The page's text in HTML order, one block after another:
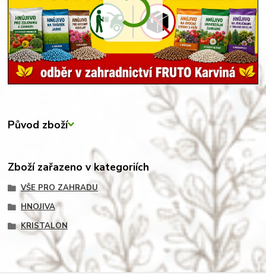
Původ zboží
Zboží zařazeno v kategoriích
VŠE PRO ZAHRADU
HNOJIVA
KRISTALON